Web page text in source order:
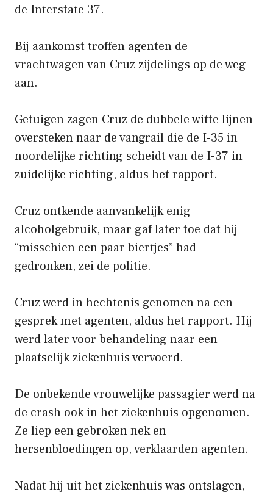
de Interstate 37.
Bij aankomst troffen agenten de
vrachtwagen van Cruz zijdelings op de weg
aan.
Getuigen zagen Cruz de dubbele witte lijnen
oversteken naar de vangrail die de I-35 in
noordelijke richting scheidt van de I-37 in
zuidelijke richting, aldus het rapport.
Cruz ontkende aanvankelijk enig
alcoholgebruik, maar gaf later toe dat hij
“misschien een paar biertjes” had
gedronken, zei de politie.
Cruz werd in hechtenis genomen na een
gesprek met agenten, aldus het rapport. Hij
werd later voor behandeling naar een
plaatselijk ziekenhuis vervoerd.
De onbekende vrouwelijke passagier werd na
de crash ook in het ziekenhuis opgenomen.
Ze liep een gebroken nek en
hersenbloedingen op, verklaarden agenten.
Nadat hij uit het ziekenhuis was ontslagen,